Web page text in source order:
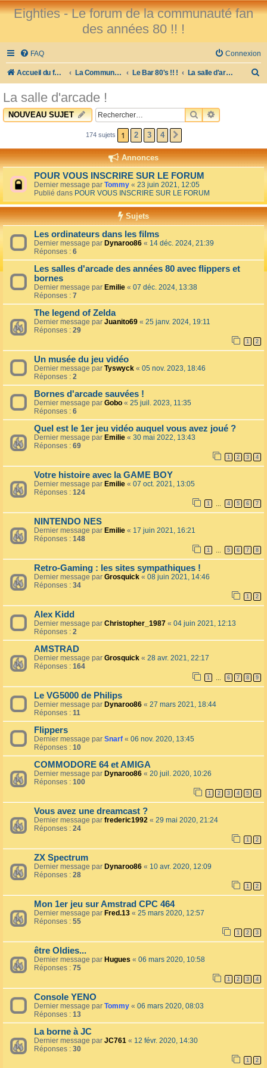
Eighties - Le forum de la communauté fan
des années 80 !! !
FAQ Connexion
Accueil du forum La Communauté des Fans des 80's ! Le Bar 80's !! ! La salle d'arcade !
r
c
La salle d'arcade !
NOUVEAU SUJET RECHERCHER
RECHERCHE
174 sujets 1 2 3 4
Annonces
POUR VOUS INSCRIRE SUR LE FORUM
Dernier message par Tommy « 23 juin 2021, 12:05
Publié dans POUR VOUS INSCRIRE SUR LE FORUM
Sujets
Les ordinateurs dans les films
Dernier message par Dynaroo86 « 14 déc. 2024, 21:39
Réponses : 6
Les salles d'arcade des années 80 avec flippers et
bornes
Dernier message par Emilie « 07 déc. 2024, 13:38
Réponses : 7
The legend of Zelda
Dernier message par Juanito69 « 25 janv. 2024, 19:11
Réponses : 29
1 2
Un musée du jeu vidéo
Dernier message par Tyswyck « 05 nov. 2023, 18:46
Réponses : 2
Bornes d'arcade sauvées !
Dernier message par Gobo « 25 juil. 2023, 11:35
Réponses : 6
Quel est le 1er jeu vidéo auquel vous avez joué ?
Dernier message par Emilie « 30 mai 2022, 13:43
Réponses : 69
1 2 3 4
Votre histoire avec la GAME BOY
Dernier message par Emilie « 07 oct. 2021, 13:05
Réponses : 124
1 … 4 5 6 7
NINTENDO NES
Dernier message par Emilie « 17 juin 2021, 16:21
Réponses : 148
1 … 5 6 7 8
Retro-Gaming : les sites sympathiques !
Dernier message par Grosquick « 08 juin 2021, 14:46
Réponses : 34
1 2
Alex Kidd
Dernier message par Christopher_1987 « 04 juin 2021, 12:13
Réponses : 2
AMSTRAD
Dernier message par Grosquick « 28 avr. 2021, 22:17
Réponses : 164
1 … 6 7 8 9
Le VG5000 de Philips
Dernier message par Dynaroo86 « 27 mars 2021, 18:44
Réponses : 11
Flippers
Dernier message par Snarf « 06 nov. 2020, 13:45
Réponses : 10
COMMODORE 64 et AMIGA
Dernier message par Dynaroo86 « 20 juil. 2020, 10:26
Réponses : 100
1 2 3 4 5 6
Vous avez une dreamcast ?
Dernier message par frederic1992 « 29 mai 2020, 21:24
Réponses : 24
1 2
ZX Spectrum
Dernier message par Dynaroo86 « 10 avr. 2020, 12:09
Réponses : 28
1 2
Mon 1er jeu sur Amstrad CPC 464
Dernier message par Fred.13 « 25 mars 2020, 12:57
Réponses : 55
1 2 3
être Oldies...
Dernier message par Hugues « 06 mars 2020, 10:58
Réponses : 75
1 2 3 4
Console YENO
Dernier message par Tommy « 06 mars 2020, 08:03
Réponses : 13
La borne à JC
Dernier message par JC761 « 12 févr. 2020, 14:30
Réponses : 30
1 2